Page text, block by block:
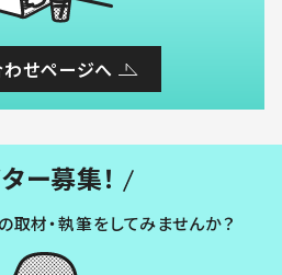
せページへ
ー募集！
取材・執筆をしてみませんか？